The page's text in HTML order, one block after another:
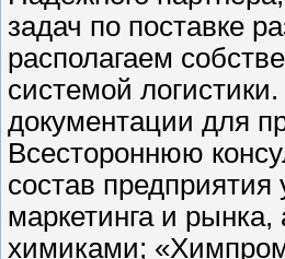
задач по поставке
располагаем
системой
документации для
Всестороннюю
состав
маркетинга и
химиками;